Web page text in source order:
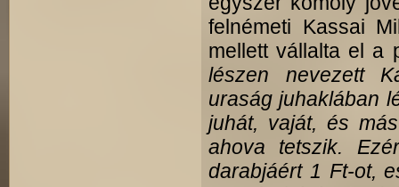
felnémeti Kassai
mellett vál­lalta el a
lészen nevezett
uraság juhaklában
juhát, vaját, és
ahova tetszik.
darabjáért 1 Ft-ot,